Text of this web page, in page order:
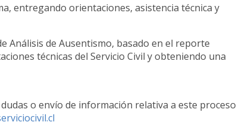
entregando orientaciones, asistencia técnica y
Análisis de Ausentismo, basado en el reporte
técnicas del Servicio Civil y obteniendo una
o envío de información relativa a este proceso